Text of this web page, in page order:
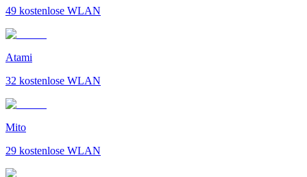
49 kostenlose WLAN
Atami
32 kostenlose WLAN
Mito
29 kostenlose WLAN